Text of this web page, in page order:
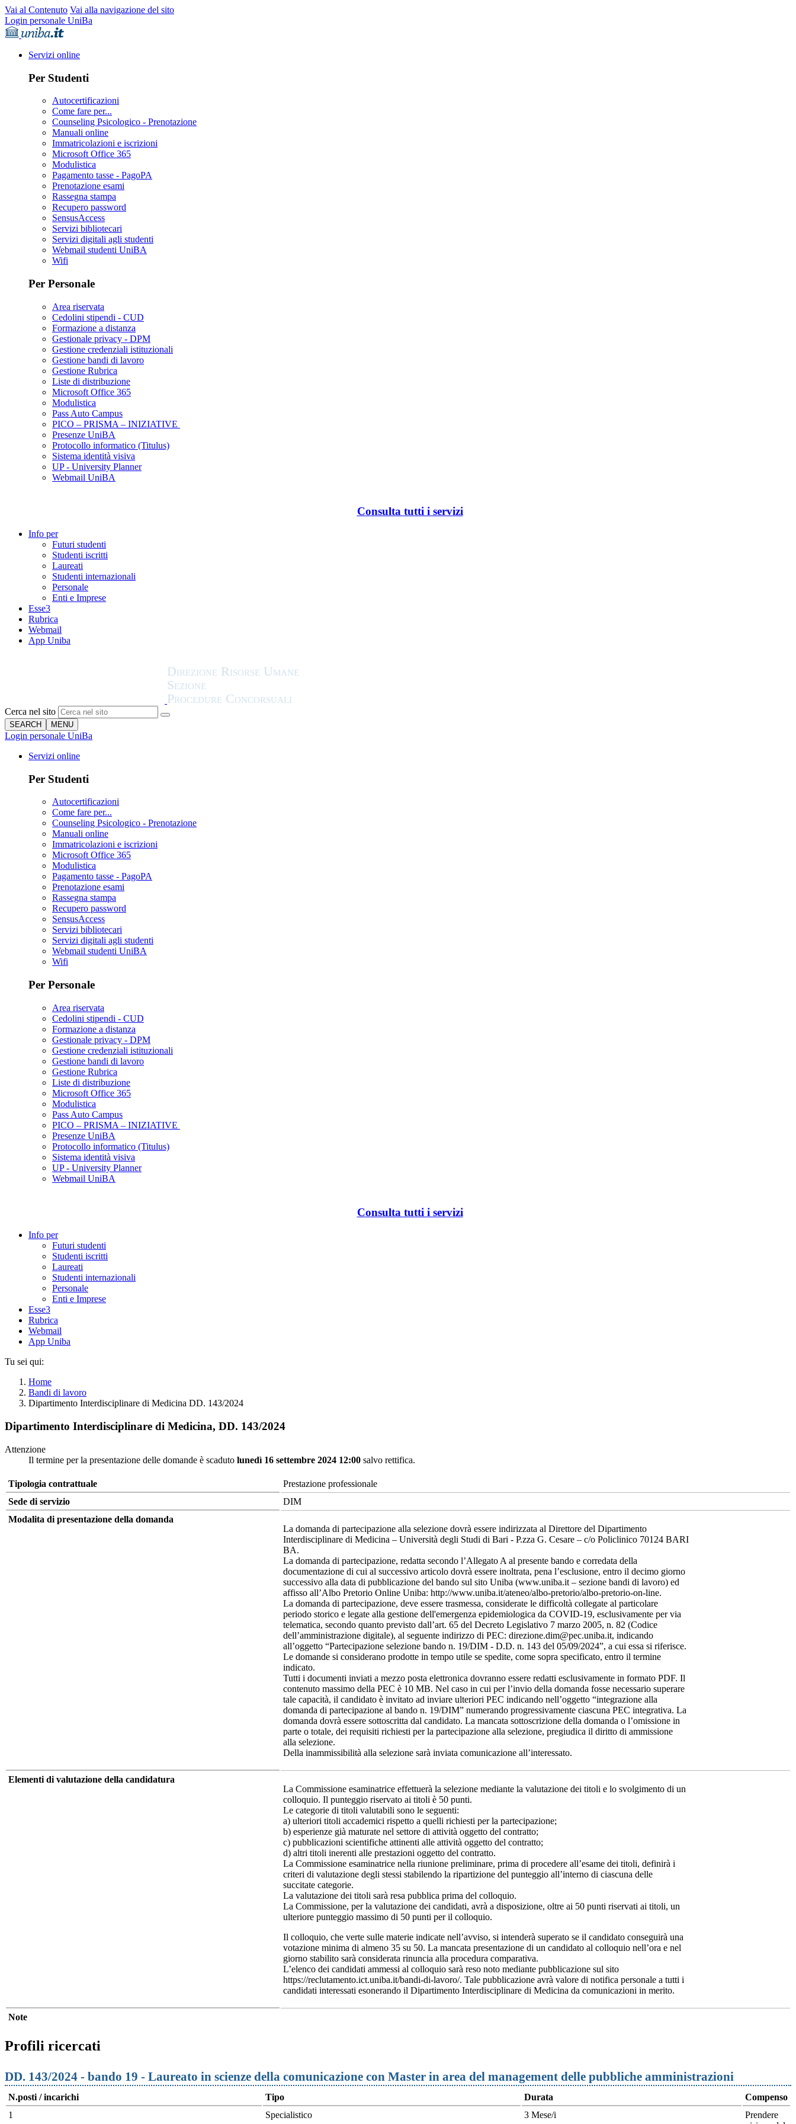
Vai al Contenuto Vai alla navigazione del sito
Login personale UniBa
Servizi online
Per Studenti
Autocertificazioni
Come fare per...
Counseling Psicologico - Prenotazione
Manuali online
Immatricolazioni e iscrizioni
Microsoft Office 365
Modulistica
Pagamento tasse - PagoPA
Prenotazione esami
Rassegna stampa
Recupero password
SensusAccess
Servizi bibliotecari
Servizi digitali agli studenti
Webmail studenti UniBA
Wifi
Per Personale
Area riservata
Cedolini stipendi - CUD
Formazione a distanza
Gestionale privacy - DPM
Gestione credenziali istituzionali
Gestione bandi di lavoro
Gestione Rubrica
Liste di distribuzione
Microsoft Office 365
Modulistica
Pass Auto Campus
PICO – PRISMA – INIZIATIVE
Presenze UniBA
Protocollo informatico (Titulus)
Sistema identità visiva
UP - University Planner
Webmail UniBA
Consulta tutti i servizi
Info per
Futuri studenti
Studenti iscritti
Laureati
Studenti internazionali
Personale
Enti e Imprese
Esse3
Rubrica
Webmail
App Uniba
Cerca nel sito
SEARCH MENU
Login personale UniBa
Servizi online
Per Studenti
Autocertificazioni
Come fare per...
Counseling Psicologico - Prenotazione
Manuali online
Immatricolazioni e iscrizioni
Microsoft Office 365
Modulistica
Pagamento tasse - PagoPA
Prenotazione esami
Rassegna stampa
Recupero password
SensusAccess
Servizi bibliotecari
Servizi digitali agli studenti
Webmail studenti UniBA
Wifi
Per Personale
Area riservata
Cedolini stipendi - CUD
Formazione a distanza
Gestionale privacy - DPM
Gestione credenziali istituzionali
Gestione bandi di lavoro
Gestione Rubrica
Liste di distribuzione
Microsoft Office 365
Modulistica
Pass Auto Campus
PICO – PRISMA – INIZIATIVE
Presenze UniBA
Protocollo informatico (Titulus)
Sistema identità visiva
UP - University Planner
Webmail UniBA
Consulta tutti i servizi
Info per
Futuri studenti
Studenti iscritti
Laureati
Studenti internazionali
Personale
Enti e Imprese
Esse3
Rubrica
Webmail
App Uniba
Tu sei qui:
Home
Bandi di lavoro
Dipartimento Interdisciplinare di Medicina DD. 143/2024
Dipartimento Interdisciplinare di Medicina, DD. 143/2024
Attenzione
Il termine per la presentazione delle domande è scaduto lunedì 16 settembre 2024 12:00 salvo rettifica.
Tipologia contrattuale
Prestazione professionale
Sede di servizio
DIM
Modalita di presentazione della domanda
La domanda di partecipazione alla selezione dovrà essere indirizzata al Direttore del Dipartimento
Interdisciplinare di Medicina – Università degli Studi di Bari - P.zza G. Cesare – c/o Policlinico 70124 BARI
BA.
La domanda di partecipazione, redatta secondo l’Allegato A al presente bando e corredata della
documentazione di cui al successivo articolo dovrà essere inoltrata, pena l’esclusione, entro il decimo giorno
successivo alla data di pubblicazione del bando sul sito Uniba (www.uniba.it – sezione bandi di lavoro) ed
affisso all’Albo Pretorio Online Uniba: http://www.uniba.it/ateneo/albo-pretorio/albo-pretorio-on-line.
La domanda di partecipazione, deve essere trasmessa, considerate le difficoltà collegate al particolare
periodo storico e legate alla gestione dell'emergenza epidemiologica da COVID-19, esclusivamente per via
telematica, secondo quanto previsto dall’art. 65 del Decreto Legislativo 7 marzo 2005, n. 82 (Codice
dell’amministrazione digitale), al seguente indirizzo di PEC: direzione.dim@pec.uniba.it, indicando
all’oggetto “Partecipazione selezione bando n. 19/DIM - D.D. n. 143 del 05/09/2024”, a cui essa si riferisce.
Le domande si considerano prodotte in tempo utile se spedite, come sopra specificato, entro il termine
indicato.
Tutti i documenti inviati a mezzo posta elettronica dovranno essere redatti esclusivamente in formato PDF. Il
contenuto massimo della PEC è 10 MB. Nel caso in cui per l’invio della domanda fosse necessario superare
tale capacità, il candidato è invitato ad inviare ulteriori PEC indicando nell’oggetto “integrazione alla
domanda di partecipazione al bando n. 19/DIM” numerando progressivamente ciascuna PEC integrativa. La
domanda dovrà essere sottoscritta dal candidato. La mancata sottoscrizione della domanda o l’omissione in
parte o totale, dei requisiti richiesti per la partecipazione alla selezione, pregiudica il diritto di ammissione
alla selezione.
Della inammissibilità alla selezione sarà inviata comunicazione all’interessato.
Elementi di valutazione della candidatura
La Commissione esaminatrice effettuerà la selezione mediante la valutazione dei titoli e lo svolgimento di un
colloquio. Il punteggio riservato ai titoli è 50 punti.
Le categorie di titoli valutabili sono le seguenti:
a) ulteriori titoli accademici rispetto a quelli richiesti per la partecipazione;
b) esperienze già maturate nel settore di attività oggetto del contratto;
c) pubblicazioni scientifiche attinenti alle attività oggetto del contratto;
d) altri titoli inerenti alle prestazioni oggetto del contratto.
La Commissione esaminatrice nella riunione preliminare, prima di procedere all’esame dei titoli, definirà i
criteri di valutazione degli stessi stabilendo la ripartizione del punteggio all’interno di ciascuna delle
succitate categorie.
La valutazione dei titoli sarà resa pubblica prima del colloquio.
La Commissione, per la valutazione dei candidati, avrà a disposizione, oltre ai 50 punti riservati ai titoli, un
ulteriore punteggio massimo di 50 punti per il colloquio.
Il colloquio, che verte sulle materie indicate nell’avviso, si intenderà superato se il candidato conseguirà una
votazione minima di almeno 35 su 50. La mancata presentazione di un candidato al colloquio nell’ora e nel
giorno stabilito sarà considerata rinuncia alla procedura comparativa.
L’elenco dei candidati ammessi al colloquio sarà reso noto mediante pubblicazione sul sito
https://reclutamento.ict.uniba.it/bandi-di-lavoro/. Tale pubblicazione avrà valore di notifica personale a tutti i
candidati interessati esonerando il Dipartimento Interdisciplinare di Medicina da comunicazioni in merito.
Note
Profili ricercati
DD. 143/2024 - bando 19 - Laureato in scienze della comunicazione con Master in area del management delle pubbliche amministrazioni
N.posti / incarichi Tipo Durata
Compenso
1
Specialistico 3 Mese/i
Prendere